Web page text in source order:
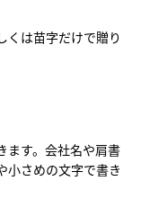
くは苗字だけで贈り
ます。会社名や肩書
小さめの文字で書き